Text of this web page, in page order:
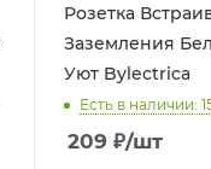
Розетка
Заземления
Уют Bylectrica
Есть в наличии:
209 ₽/шт